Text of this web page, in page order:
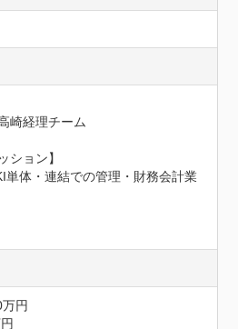
崎経理チーム
ション】
単体・連結での管理・財務会計業
円